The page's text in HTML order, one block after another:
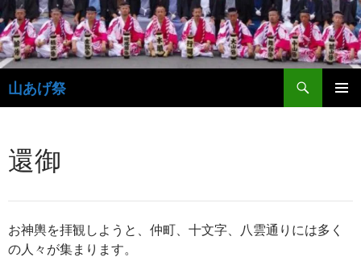
コ
ン
テ
ン
ツ
へ
ッ
山あげ祭
索
還御
お神輿を拝観しようと、仲町、十文字、八雲通りには多く
の人々が集まります。